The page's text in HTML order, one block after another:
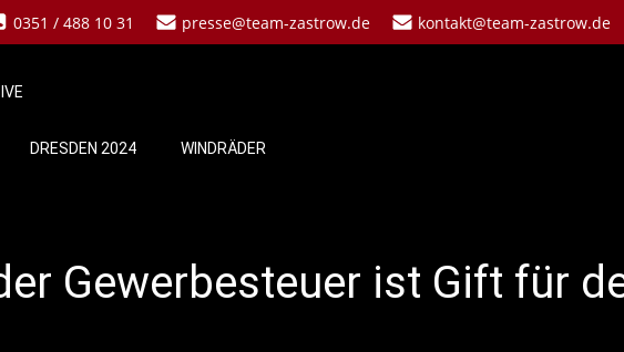
0351 / 488 10 31 presse@team-zastrow.de kontakt@team-zastrow.de
DRESDEN 2024 WINDRÄDER
Gewerbesteuer ist Gift für